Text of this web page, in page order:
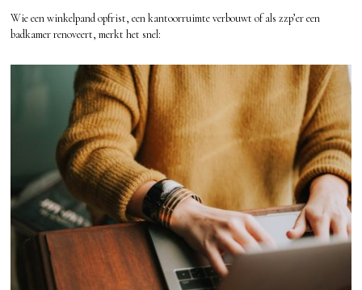
Wie een winkelpand opfrist, een kantoorruimte verbouwt of als zzp’er een
badkamer renoveert, merkt het snel: